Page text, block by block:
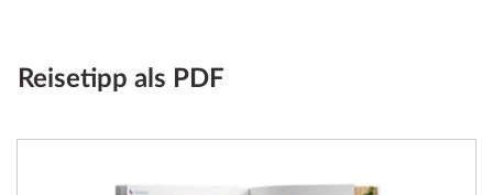
Reisetipp als PDF